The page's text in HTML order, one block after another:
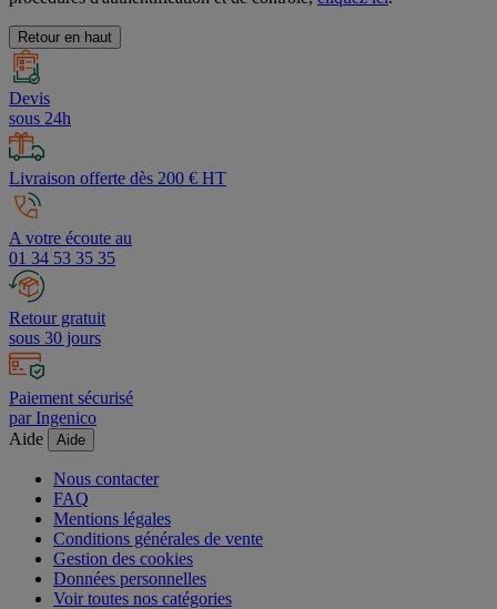
Retour en haut
Devis
sous 24h
Livraison offerte dès 200 € HT
A votre écoute au
01 34 53 35 35
Retour gratuit
sous 30 jours
Paiement sécurisé
par Ingenico
Aide
Aide
Nous contacter
FAQ
Mentions légales
Conditions générales de vente
Gestion des cookies
Données personnelles
Voir toutes nos catégories